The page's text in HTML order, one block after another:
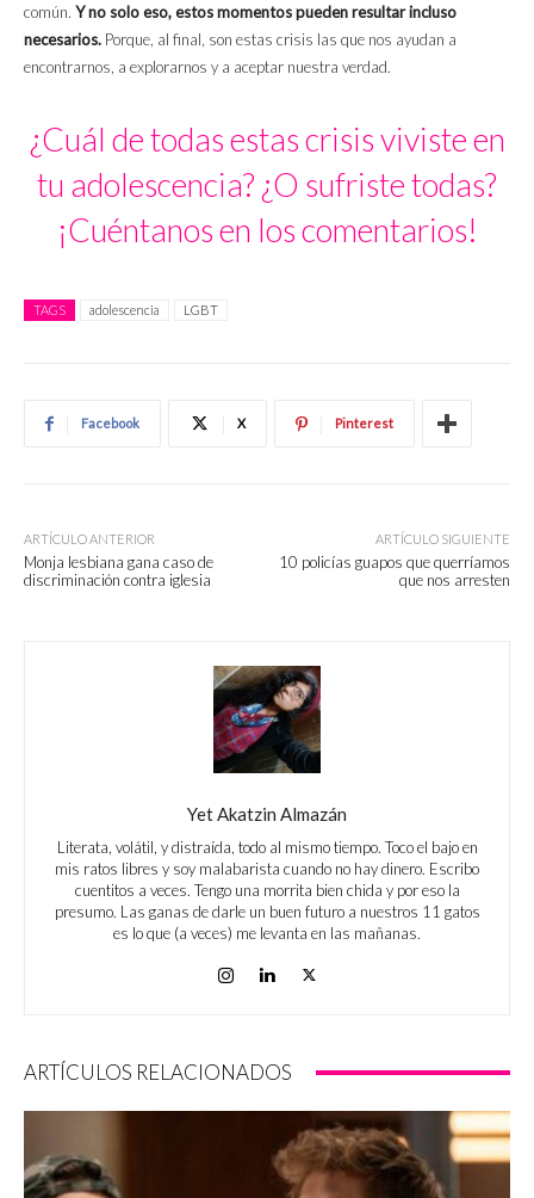
común. Y no solo eso, estos momentos pueden resultar incluso
necesarios. Porque, al final, son estas crisis las que nos ayudan a
encontrarnos, a explorarnos y a aceptar nuestra verdad.
¿Cuál de todas estas crisis viviste en
tu adolescencia? ¿O sufriste todas?
¡Cuéntanos en los comentarios!
TAGS adolescencia LGBT
Facebook X Pinterest
ARTÍCULO ANTERIOR
Monja lesbiana gana caso de
discriminación contra iglesia
ARTÍCULO SIGUIENTE
10 policías guapos que querríamos
que nos arresten
Yet Akatzin Almazán
Literata, volátil, y distraída, todo al mismo tiempo. Toco el bajo en
mis ratos libres y soy malabarista cuando no hay dinero. Escribo
cuentitos a veces. Tengo una morrita bien chida y por eso la
presumo. Las ganas de darle un buen futuro a nuestros 11 gatos
es lo que (a veces) me levanta en las mañanas.
ARTÍCULOS RELACIONADOS